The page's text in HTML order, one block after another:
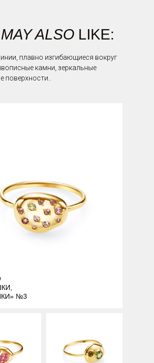
№3
плавно изгибающиеся вокруг
камни, зеркальные
поверхности..
MAY ALSO LIKE: